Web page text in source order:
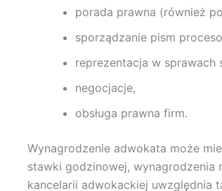
porada prawna (również
sporządzanie pism
reprezentacja w sprawach
negocjacje,
obsługa prawna firm.
Wynagrodzenie adwokata może
stawki godzinowej, wynagrodzenia
kancelarii adwokackiej uwzględnia